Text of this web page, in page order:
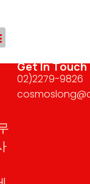
Get In Touch
02)2279-9826